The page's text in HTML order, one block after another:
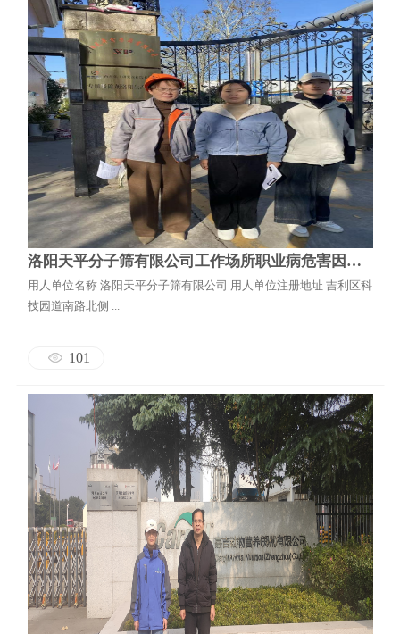
洛阳天平分子筛有限公司工作场所职业病危害因素检测报告
用人单位名称 洛阳天平分子筛有限公司 用人单位注册地址 吉利区科
技园道南路北侧 ...
101